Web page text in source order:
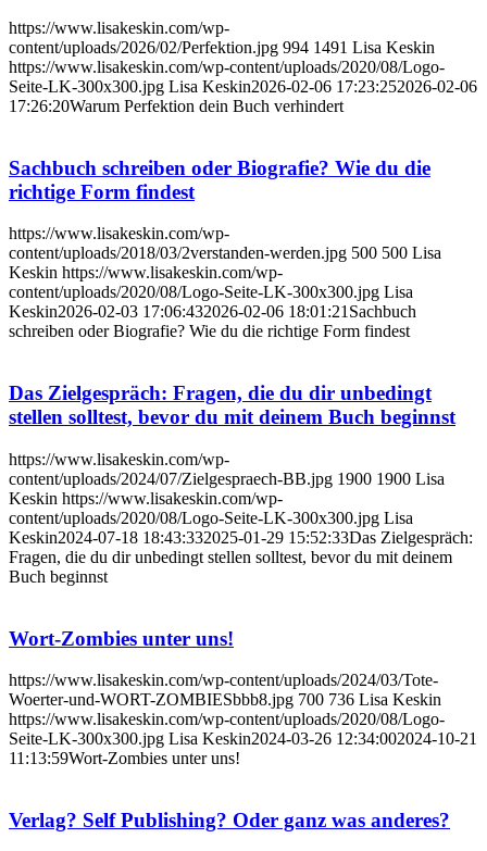
https://www.lisakeskin.com/wp-
content/uploads/2026/02/Perfektion.jpg 994 1491 Lisa Keskin
https://www.lisakeskin.com/wp-content/uploads/2020/08/Logo-
Seite-LK-300x300.jpg Lisa Keskin2026-02-06 17:23:252026-02-06
17:26:20Warum Perfektion dein Buch verhindert
Sachbuch schreiben oder Biografie? Wie du die
richtige Form findest
https://www.lisakeskin.com/wp-
content/uploads/2018/03/2verstanden-werden.jpg 500 500 Lisa
Keskin https://www.lisakeskin.com/wp-
content/uploads/2020/08/Logo-Seite-LK-300x300.jpg Lisa
Keskin2026-02-03 17:06:432026-02-06 18:01:21Sachbuch
schreiben oder Biografie? Wie du die richtige Form findest
Das Zielgespräch: Fragen, die du dir unbedingt
stellen solltest, bevor du mit deinem Buch beginnst
https://www.lisakeskin.com/wp-
content/uploads/2024/07/Zielgespraech-BB.jpg 1900 1900 Lisa
Keskin https://www.lisakeskin.com/wp-
content/uploads/2020/08/Logo-Seite-LK-300x300.jpg Lisa
Keskin2024-07-18 18:43:332025-01-29 15:52:33Das Zielgespräch:
Fragen, die du dir unbedingt stellen solltest, bevor du mit deinem
Buch beginnst
Wort-Zombies unter uns!
https://www.lisakeskin.com/wp-content/uploads/2024/03/Tote-
Woerter-und-WORT-ZOMBIESbbb8.jpg 700 736 Lisa Keskin
https://www.lisakeskin.com/wp-content/uploads/2020/08/Logo-
Seite-LK-300x300.jpg Lisa Keskin2024-03-26 12:34:002024-10-21
11:13:59Wort-Zombies unter uns!
Verlag? Self Publishing? Oder ganz was anderes?